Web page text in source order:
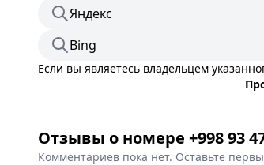
Яндекс
Bing
Если вы являетесь владельцем
Отзывы о номере +998 93
Комментариев пока нет. Оставьте